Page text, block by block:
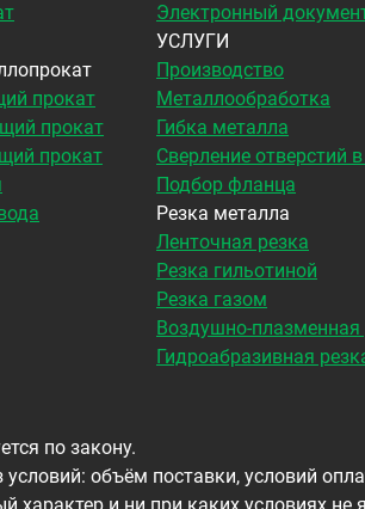
прокат
прокат
прокат
Электронный
УСЛУГИ
Производство
Металлообработка
Гибка металла
Сверление отверстий
Подбор фланца
Резка металла
Ленточная резка
Резка гильотиной
Резка газом
Воздушно-плазменная
Гидроабразивная
по закону.
объём поставки, условий